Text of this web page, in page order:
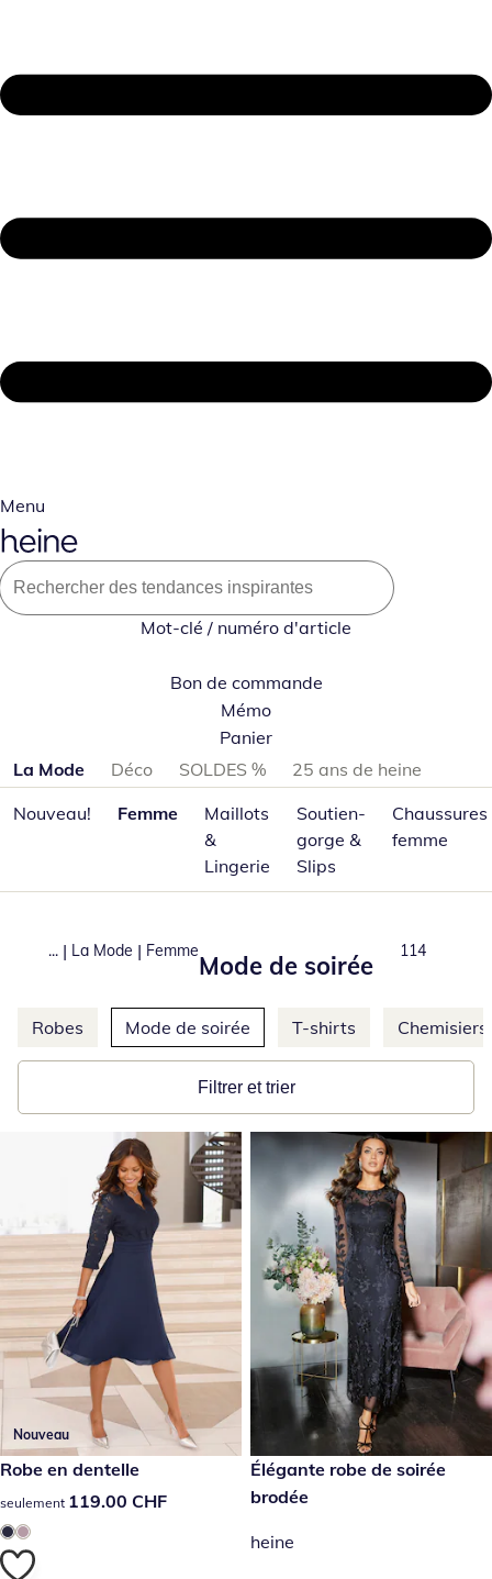
Menu
Mot-clé / numéro d'article
Bon de commande
Mémo
Panier
Passer les catégories de produits
La Mode Déco SOLDES %
25 ans de heine
Nouveau!
Femme
Maillots
&
Lingerie
Soutien-
gorge &
Slips
Chaussures
femme
... | La Mode | Femme
Mode de soirée
Total
114
Ignorer d'autres catégories
Robes Mode de soirée T-shirts Chemisiers
Filtrer et trier
Nouveau
119.00 CHF
Robe en dentelle
119.00 CHF
seulement 119.00 CHF
379.00 CHF
Élégante robe de soirée
brodée
heine